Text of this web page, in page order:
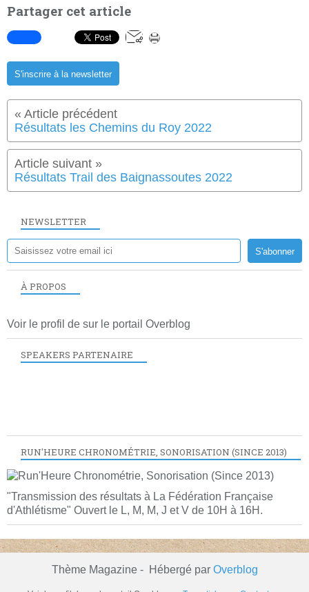
Partager cet article
S'inscrire à la newsletter
Résultats les Chemins du Roy 2022
Résultats Trail des Baignassoutes 2022
NEWSLETTER
RUN'HEURE CHRONOMÉTRIE, SONORISATION (SINCE 2013)
"Transmission des résultats à La Fédération Française
d'Athlétisme" Ouvert le L, M, M, J et V de 10H à 16H.
À PROPOS
Voir le profil de sur le portail Overblog
SPEAKERS PARTENAIRE
Thème Magazine - Hébergé par Overblog